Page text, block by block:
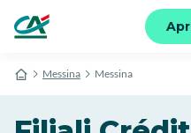
Messina Messina